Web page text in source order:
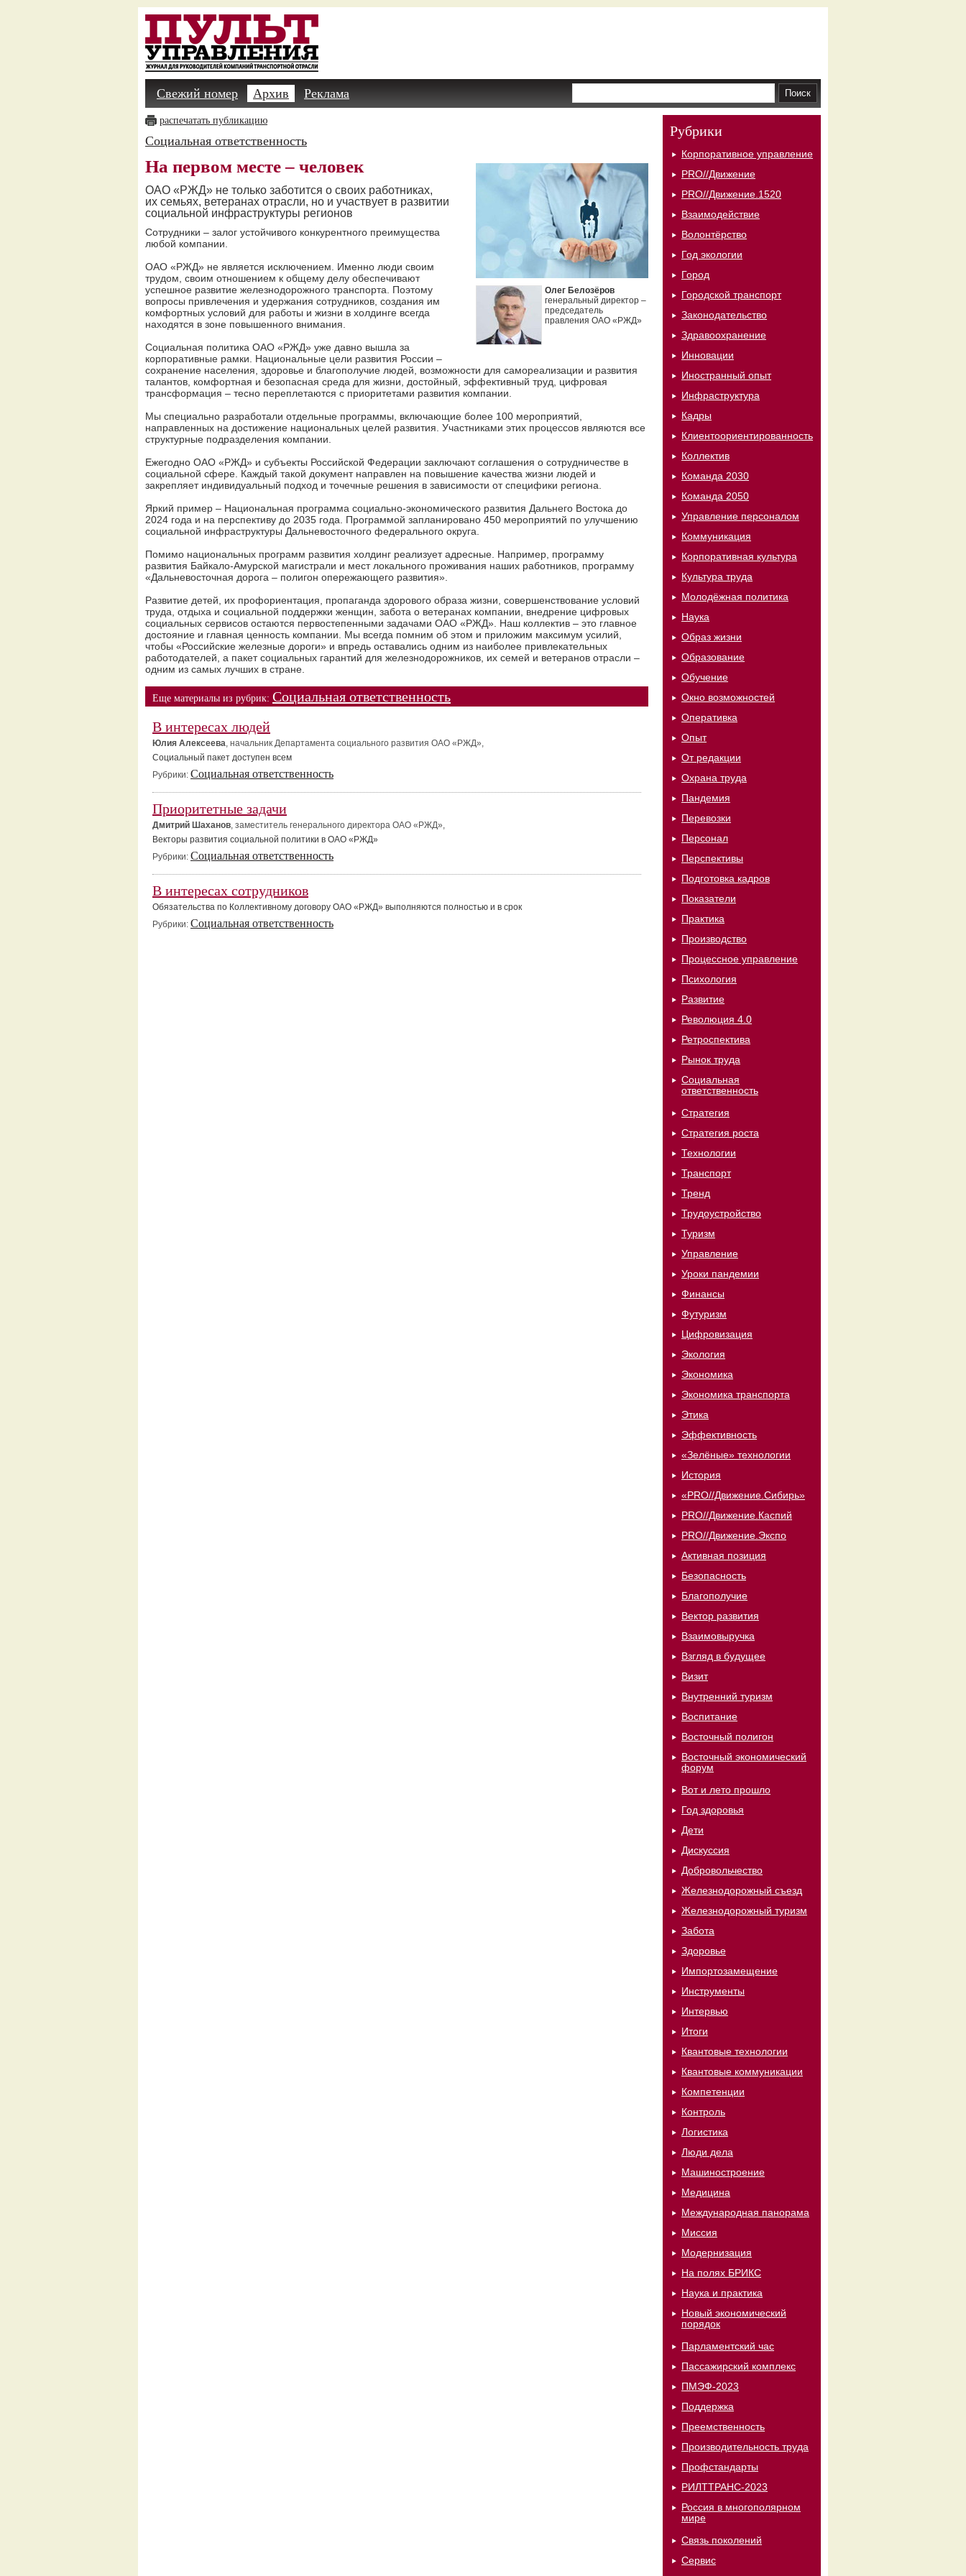
Свежий номер Архив Реклама
распечатать публикацию
Социальная ответственность
Олег Белозёров
генеральный директор –
председатель
правления ОАО «РЖД»
На первом месте – человек
ОАО «РЖД» не только заботится о своих работниках,
их семьях, ветеранах отрасли, но и участвует в развитии
социальной инфраструктуры регионов
Сотрудники – залог устойчивого конкурентного преимущества
любой компании.
ОАО «РЖД» не является исключением. Именно люди своим
трудом, своим отношением к общему делу обеспечивают
успешное развитие железнодорожного транспорта. Поэтому
вопросы привлечения и удержания сотрудников, создания им
комфортных условий для работы и жизни в холдинге всегда
находятся в зоне повышенного внимания.
Социальная политика ОАО «РЖД» уже давно вышла за
корпоративные рамки. Национальные цели развития России –
сохранение населения, здоровье и благополучие людей, возможности для самореализации и развития
талантов, комфортная и безопасная среда для жизни, достойный, эффективный труд, цифровая
трансформация – тесно переплетаются с приоритетами развития компании.
Мы специально разработали отдельные программы, включающие более 100 мероприятий,
направленных на достижение национальных целей развития. Участниками этих процессов являются все
структурные подразделения компании.
Ежегодно ОАО «РЖД» и субъекты Российской Федерации заключают соглашения о сотрудничестве в
социальной сфере. Каждый такой документ направлен на повышение качества жизни людей и
закрепляет индивидуальный подход и точечные решения в зависимости от специфики региона.
Яркий пример – Национальная программа социально-экономического развития Дальнего Востока до
2024 года и на перспективу до 2035 года. Программой запланировано 450 мероприятий по улучшению
социальной инфраструктуры Дальневосточного федерального округа.
Помимо национальных программ развития холдинг реализует адресные. Например, программу
развития Байкало-Амурской магистрали и мест локального проживания наших работников, программу
«Дальневосточная дорога – полигон опережающего развития».
Развитие детей, их профориентация, пропаганда здорового образа жизни, совершенствование условий
труда, отдыха и социальной поддержки женщин, забота о ветеранах компании, внедрение цифровых
социальных сервисов остаются первостепенными задачами ОАО «РЖД». Наш коллектив – это главное
достояние и главная ценность компании. Мы всегда помним об этом и приложим максимум усилий,
чтобы «Российские железные дороги» и впредь оставались одним из наиболее привлекательных
работодателей, а пакет социальных гарантий для железнодорожников, их семей и ветеранов отрасли –
одним из самых лучших в стране.
Еще материалы из рубрик: Социальная ответственность
В интересах людей
Юлия Алексеева, начальник Департамента социального развития ОАО «РЖД»,
Социальный пакет доступен всем
Рубрики: Социальная ответственность
Приоритетные задачи
Дмитрий Шаханов, заместитель генерального директора ОАО «РЖД»,
Векторы развития социальной политики в ОАО «РЖД»
Рубрики: Социальная ответственность
В интересах сотрудников
Обязательства по Коллективному договору ОАО «РЖД» выполняются полностью и в срок
Рубрики: Социальная ответственность
Рубрики
Корпоративное управление
PRO//Движение
PRO//Движение.1520
Взаимодействие
Волонтёрство
Год экологии
Город
Городской транспорт
Законодательство
Здравоохранение
Инновации
Иностранный опыт
Инфраструктура
Кадры
Клиентоориентированность
Коллектив
Команда 2030
Команда 2050
Управление персоналом
Коммуникация
Корпоративная культура
Культура труда
Молодёжная политика
Наука
Образ жизни
Образование
Обучение
Окно возможностей
Оперативка
Опыт
От редакции
Охрана труда
Пандемия
Перевозки
Персонал
Перспективы
Подготовка кадров
Показатели
Практика
Производство
Процессное управление
Психология
Развитие
Революция 4.0
Ретроспектива
Рынок труда
Социальная
ответственность
Стратегия
Стратегия роста
Технологии
Транспорт
Тренд
Трудоустройство
Туризм
Управление
Уроки пандемии
Финансы
Футуризм
Цифровизация
Экология
Экономика
Экономика транспорта
Этика
Эффективность
«Зелёные» технологии
История
«PRO//Движение.Сибирь»
PRO//Движение.Каспий
PRO//Движение.Экспо
Активная позиция
Безопасность
Благополучие
Вектор развития
Взаимовыручка
Взгляд в будущее
Визит
Внутренний туризм
Воспитание
Восточный полигон
Восточный экономический
форум
Вот и лето прошло
Год здоровья
Дети
Дискуссия
Добровольчество
Железнодорожный съезд
Железнодорожный туризм
Забота
Здоровье
Импортозамещение
Инструменты
Интервью
Итоги
Квантовые технологии
Квантовые коммуникации
Компетенции
Контроль
Логистика
Люди дела
Машиностроение
Медицина
Международная панорама
Миссия
Модернизация
На полях БРИКС
Наука и практика
Новый экономический
порядок
Парламентский час
Пассажирский комплекс
ПМЭФ-2023
Поддержка
Преемственность
Производительность труда
Профстандарты
РИЛТТРАНС-2023
Россия в многополярном
мире
Связь поколений
Сервис